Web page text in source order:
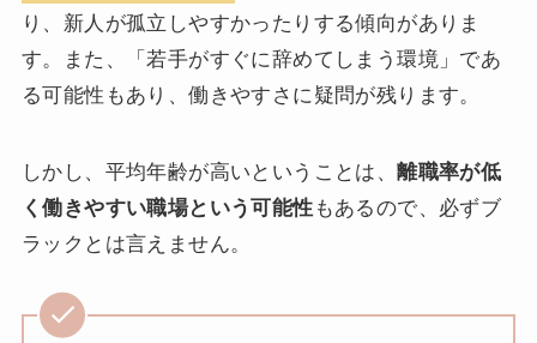
り、新人が孤立しやすかったりする傾向がありま
す。また、「若手がすぐに辞めてしまう環境」であ
る可能性もあり、働きやすさに疑問が残ります。
しかし、平均年齢が高いということは、離職率が低
く働きやすい職場という可能性 もあるので、必ずブ
ラックとは言えません。